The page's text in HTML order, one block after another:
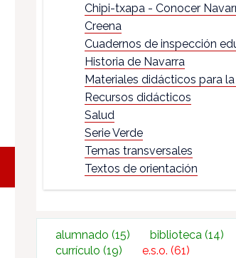
Chipi-txapa - Conocer
Creena
Cuadernos de inspección
Historia de Navarra
Materiales didácticos para la
Recursos didácticos
Salud
Serie Verde
Temas transversales
Textos de orientación
alumnado(15) biblioteca(14)
currículo(19) e.s.o.(61)